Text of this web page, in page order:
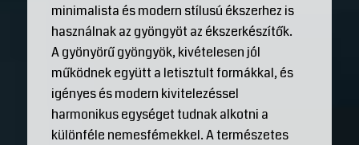
minimalista és modern stílusú ékszerhez is
használnak az gyöngyöt az ékszerkészítők.
A gyönyörű gyöngyök, kivételesen jól
működnek együtt a letisztult formákkal, és
igényes és modern kivitelezéssel
harmonikus egységet tudnak alkotni a
különféle nemesfémekkel. A természetes